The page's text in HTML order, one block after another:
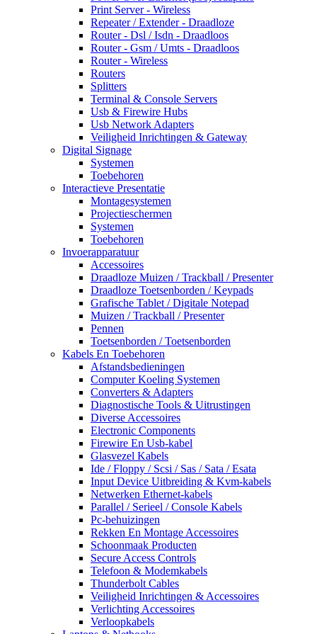
Print Server - Wireless
Repeater / Extender - Draadloze
Router - Dsl / Isdn - Draadloos
Router - Gsm / Umts - Draadloos
Router - Wireless
Routers
Splitters
Terminal & Console Servers
Usb & Firewire Hubs
Usb Network Adapters
Veiligheid Inrichtingen & Gateway
Digital Signage
Systemen
Toebehoren
Interactieve Presentatie
Montagesystemen
Projectieschermen
Systemen
Toebehoren
Invoerapparatuur
Accessoires
Draadloze Muizen / Trackball / Presenter
Draadloze Toetsenborden / Keypads
Grafische Tablet / Digitale Notepad
Muizen / Trackball / Presenter
Pennen
Toetsenborden / Toetsenborden
Kabels En Toebehoren
Afstandsbedieningen
Computer Koeling Systemen
Converters & Adapters
Diagnostische Tools & Uitrustingen
Diverse Accessoires
Electronic Components
Firewire En Usb-kabel
Glasvezel Kabels
Ide / Floppy / Scsi / Sas / Sata / Esata
Input Device Uitbreiding & Kvm-kabels
Netwerken Ethernet-kabels
Parallel / Serieel / Console Kabels
Pc-behuizingen
Rekken En Montage Accessoires
Schoonmaak Producten
Secure Access Controls
Telefoon & Modemkabels
Thunderbolt Cables
Veiligheid Inrichtingen & Accessoires
Verlichting Accessoires
Verloopkabels